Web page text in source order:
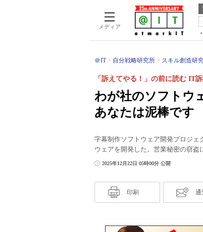
メディア
＠IT 自分戦略研究所 スキル創造研
わが社のソフトウ
あなたは泥棒です
「訴えてやる！」の前に読む IT
字幕制作ソフトウェア開発プロジェ
ウェアを開発した。営業秘密の窃
2025年12月22日 05時00分 公開
印刷 通